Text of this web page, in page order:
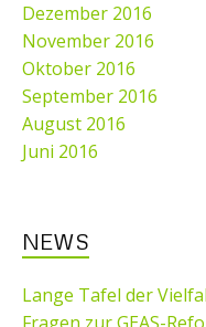
Dezember 2016
November 2016
Oktober 2016
September 2016
August 2016
Juni 2016
NEWS
Lange Tafel der